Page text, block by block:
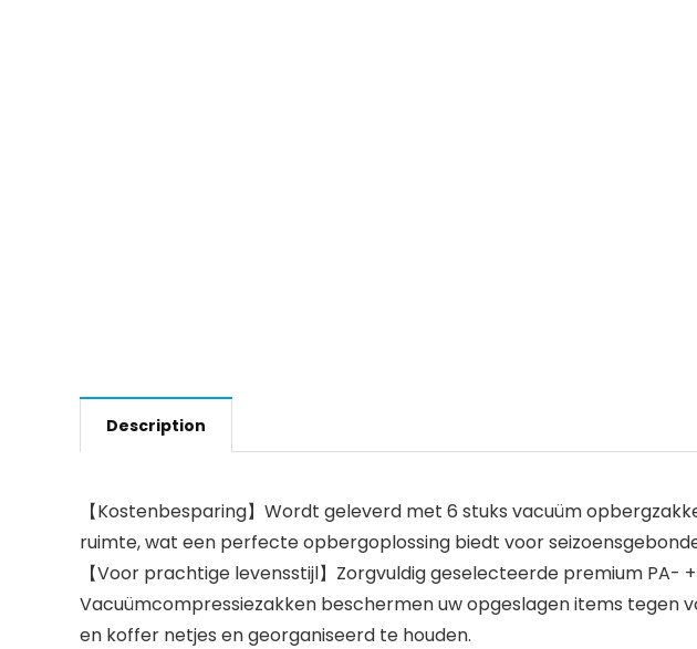
Description
【Kostenbesparing】Wordt geleverd met 6 stuks vacuüm
ruimte, wat een perfecte opbergoplossing biedt voor
【Voor prachtige levensstijl】Zorgvuldig geselecteerde premium
Vacuümcompressiezakken beschermen uw opgeslagen items tegen
en koffer netjes en georganiseerd te houden.